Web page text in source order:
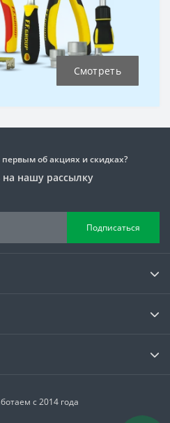
Смотреть
первым об акциях и скидках?
нашу рассылку
Подписаться
с 2014 года